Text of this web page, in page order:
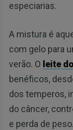
especiarias.
A mistura é
com gelo para
verão. O leite
benéficos,
dos temperos,
do câncer,
e perda de peso.